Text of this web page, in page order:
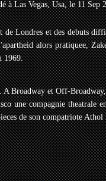
à Las Vegas, Usa, le 11 Sep
Londres et des debuts
alors pratiquee,
1969.
A Broadway et Off-
une compagnie theatrale
de son compatriote Athol